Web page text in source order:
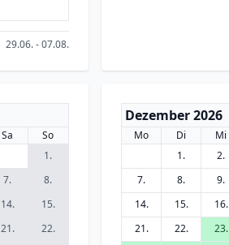
29.06. - 07.08.
Sa
So
1.
7.
8.
14.
15.
21.
22.
Dezember 2026
Mo Di Mi
1.
2.
7.
8. 9.
14.
15. 16.
21.
22. 23.